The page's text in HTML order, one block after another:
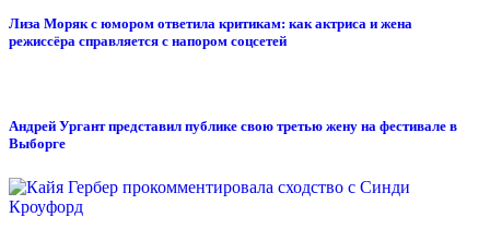
Лиза Моряк с юмором ответила критикам: как актриса и жена
режиссёра справляется с напором соцсетей
Андрей Ургант представил публике свою третью жену на фестивале в
Выборге